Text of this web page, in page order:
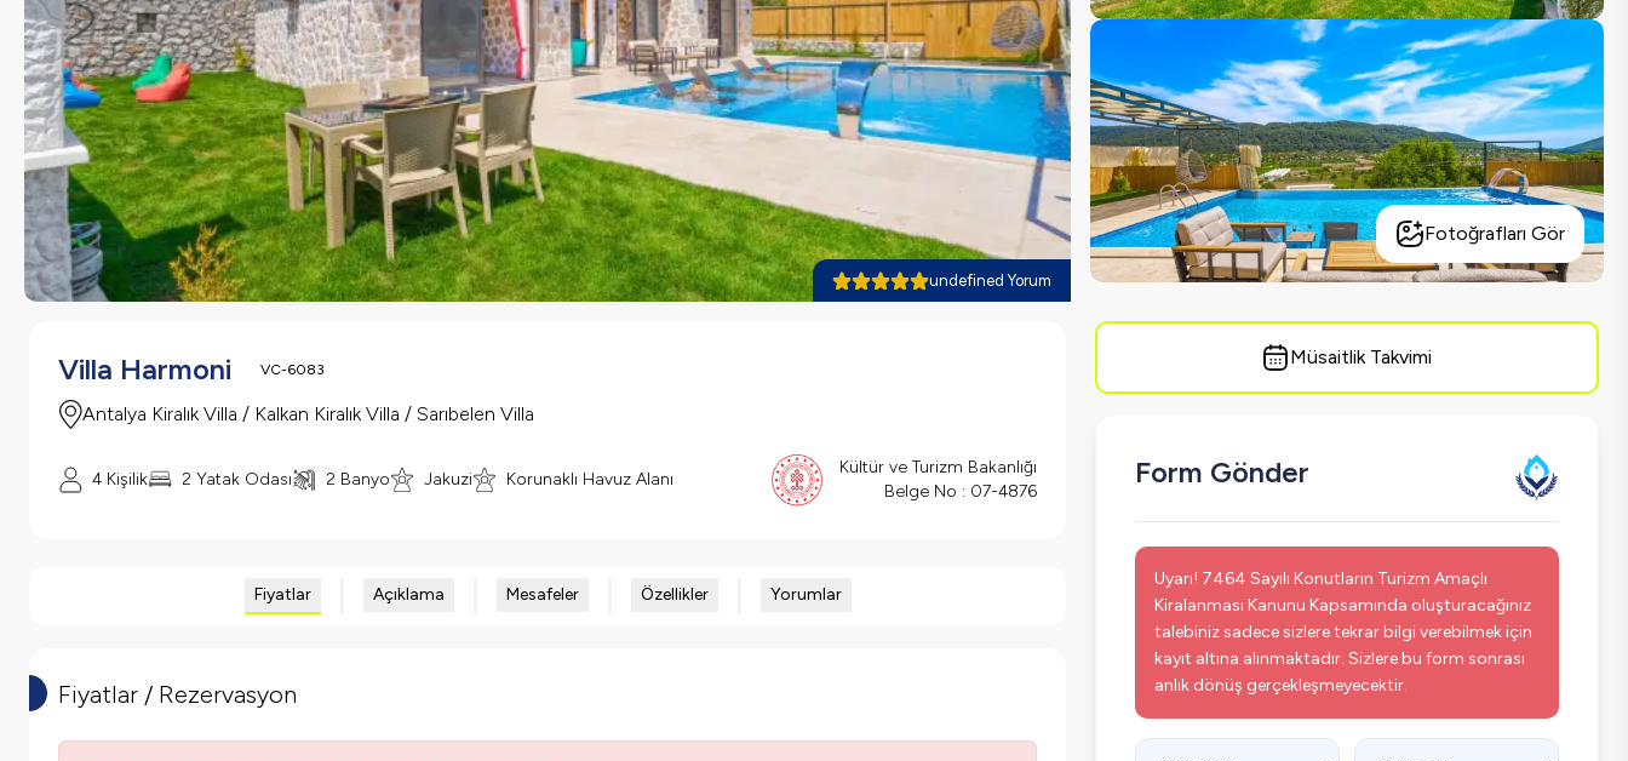
undefined Yorum
Fotoğrafları Gör
Villa Harmoni VC-6083
Antalya Kiralık Villa / Kalkan Kiralık Villa / Sarıbelen Villa
4 Kişilik 2 Yatak Odası 2 Banyo Jakuzi Korunaklı Havuz Alanı
Kültür ve Turizm Bakanlığı
Belge No : 07-4876
Fiyatlar Açıklama Mesafeler Özellikler Yorumlar
Fiyatlar / Rezervasyon
Müsaitlik Takvimi
Form Gönder
Uyarı! 7464 Sayılı Konutların Turizm Amaçlı
Kiralanması Kanunu Kapsamında oluşturacağınız
talebiniz sadece sizlere tekrar bilgi verebilmek için
kayıt altına alınmaktadır. Sizlere bu form sonrası
anlık dönüş gerçekleşmeyecektir.